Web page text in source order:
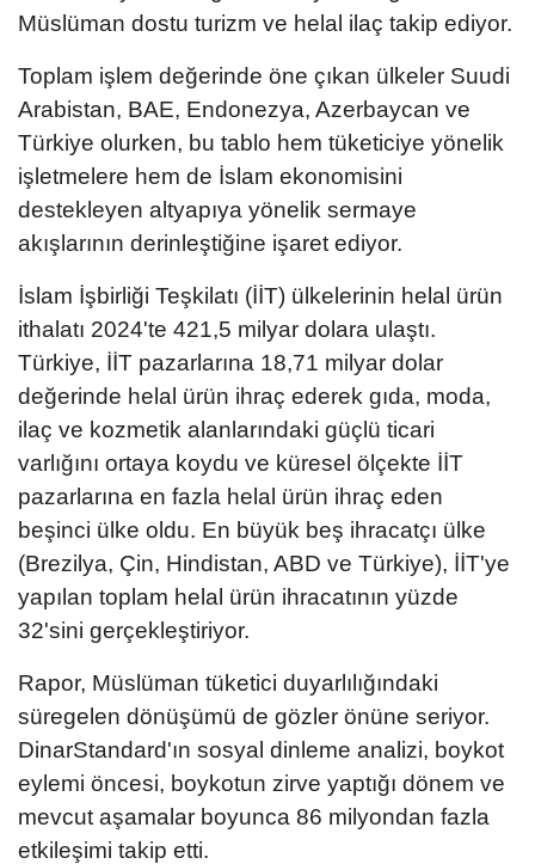
Müslüman dostu turizm ve helal ilaç takip ediyor.
Toplam işlem değerinde öne çıkan ülkeler Suudi
Arabistan, BAE, Endonezya, Azerbaycan ve
Türkiye olurken, bu tablo hem tüketiciye yönelik
işletmelere hem de İslam ekonomisini
destekleyen altyapıya yönelik sermaye
akışlarının derinleştiğine işaret ediyor.
İslam İşbirliği Teşkilatı (İİT) ülkelerinin helal ürün
ithalatı 2024'te 421,5 milyar dolara ulaştı.
Türkiye, İİT pazarlarına 18,71 milyar dolar
değerinde helal ürün ihraç ederek gıda, moda,
ilaç ve kozmetik alanlarındaki güçlü ticari
varlığını ortaya koydu ve küresel ölçekte İİT
pazarlarına en fazla helal ürün ihraç eden
beşinci ülke oldu. En büyük beş ihracatçı ülke
(Brezilya, Çin, Hindistan, ABD ve Türkiye), İİT'ye
yapılan toplam helal ürün ihracatının yüzde
32'sini gerçekleştiriyor.
Rapor, Müslüman tüketici duyarlılığındaki
süregelen dönüşümü de gözler önüne seriyor.
DinarStandard'ın sosyal dinleme analizi, boykot
eylemi öncesi, boykotun zirve yaptığı dönem ve
mevcut aşamalar boyunca 86 milyondan fazla
etkileşimi takip etti.